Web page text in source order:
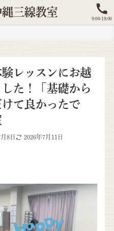
三線教室
9:00-19:00
レッスンにお越
た！「基礎から
て良かったで
8日 2026年7月11日